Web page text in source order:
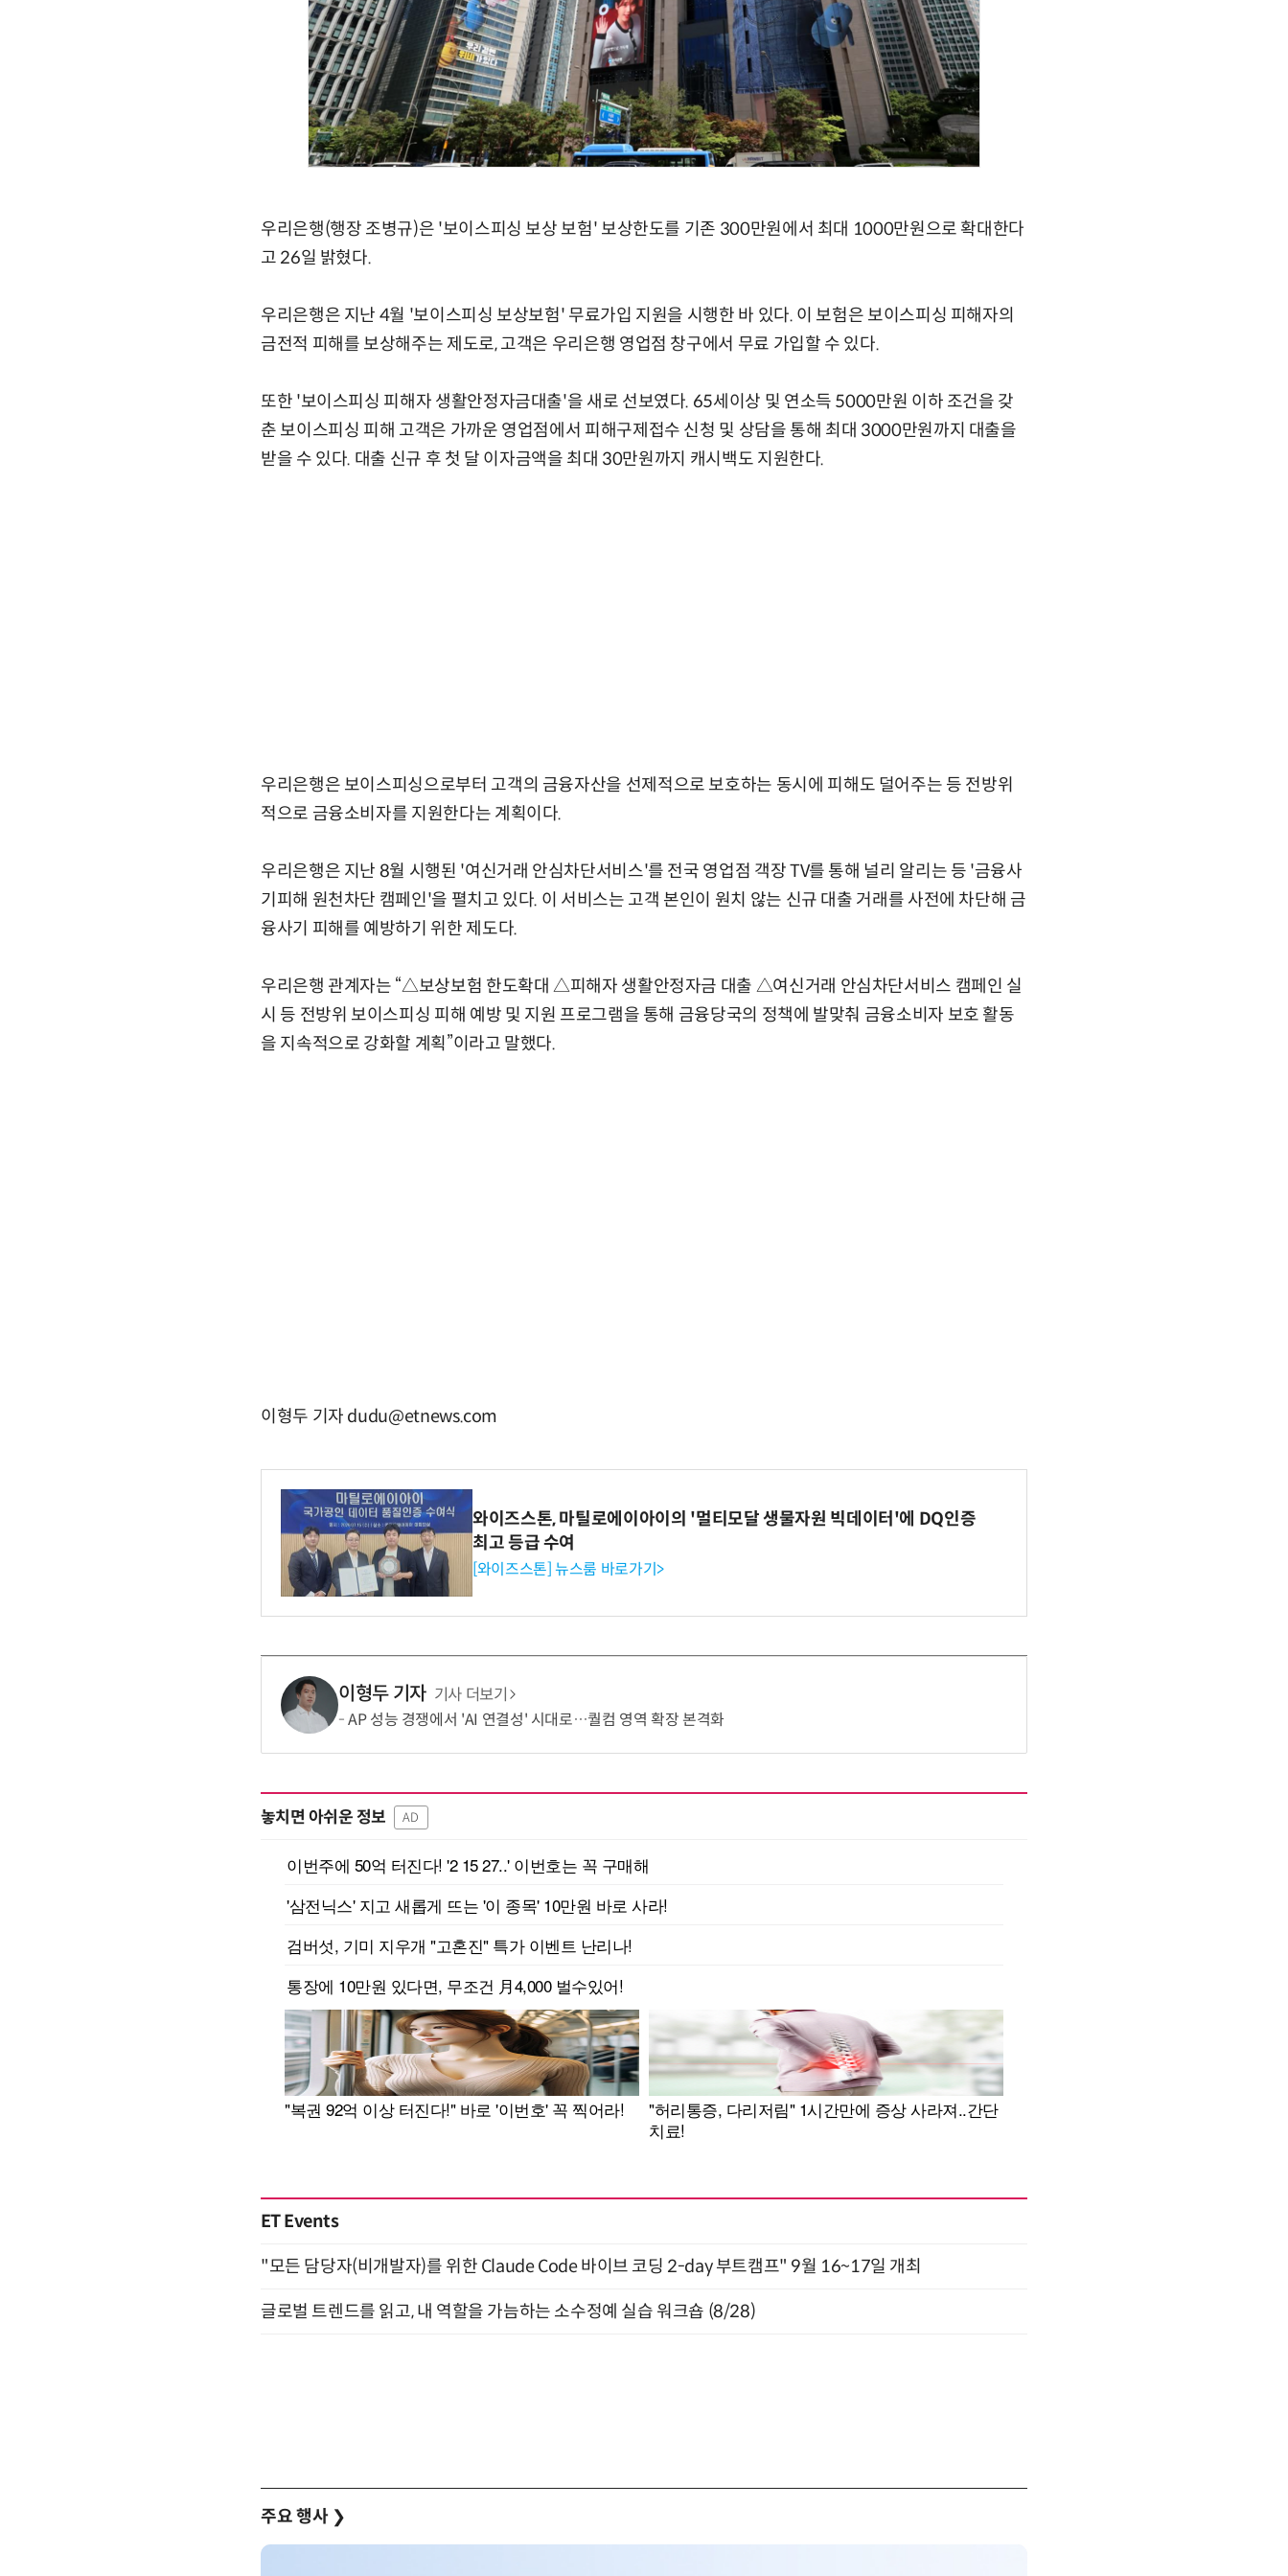
우리은행(행장 조병규)은 '보이스피싱 보상 보험' 보상한도를 기존 300만원에서 최대 1000만원으로 확대한다
고 26일 밝혔다.
우리은행은 지난 4월 '보이스피싱 보상보험' 무료가입 지원을 시행한 바 있다. 이 보험은 보이스피싱 피해자의
금전적 피해를 보상해주는 제도로, 고객은 우리은행 영업점 창구에서 무료 가입할 수 있다.
또한 '보이스피싱 피해자 생활안정자금대출'을 새로 선보였다. 65세이상 및 연소득 5000만원 이하 조건을 갖
춘 보이스피싱 피해 고객은 가까운 영업점에서 피해구제접수 신청 및 상담을 통해 최대 3000만원까지 대출을
받을 수 있다. 대출 신규 후 첫 달 이자금액을 최대 30만원까지 캐시백도 지원한다.
우리은행은 보이스피싱으로부터 고객의 금융자산을 선제적으로 보호하는 동시에 피해도 덜어주는 등 전방위
적으로 금융소비자를 지원한다는 계획이다.
우리은행은 지난 8월 시행된 '여신거래 안심차단서비스'를 전국 영업점 객장 TV를 통해 널리 알리는 등 '금융사
기피해 원천차단 캠페인'을 펼치고 있다. 이 서비스는 고객 본인이 원치 않는 신규 대출 거래를 사전에 차단해 금
융사기 피해를 예방하기 위한 제도다.
우리은행 관계자는 “△보상보험 한도확대 △피해자 생활안정자금 대출 △여신거래 안심차단서비스 캠페인 실
시 등 전방위 보이스피싱 피해 예방 및 지원 프로그램을 통해 금융당국의 정책에 발맞춰 금융소비자 보호 활동
을 지속적으로 강화할 계획”이라고 말했다.
이형두 기자 dudu@etnews.com
와이즈스톤, 마틸로에이아이의 '멀티모달 생물자원 빅데이터'에 DQ인증
최고 등급 수여
[와이즈스톤] 뉴스룸 바로가기>
이형두 기자 기사 더보기
AP 성능 경쟁에서 'AI 연결성' 시대로…퀄컴 영역 확장 본격화
놓치면 아쉬운 정보 AD
ET Events
"모든 담당자(비개발자)를 위한 Claude Code 바이브 코딩 2-day 부트캠프" 9월 16~17일 개최
글로벌 트렌드를 읽고, 내 역할을 가늠하는 소수정예 실습 워크숍 (8/28)
주요 행사 ❯